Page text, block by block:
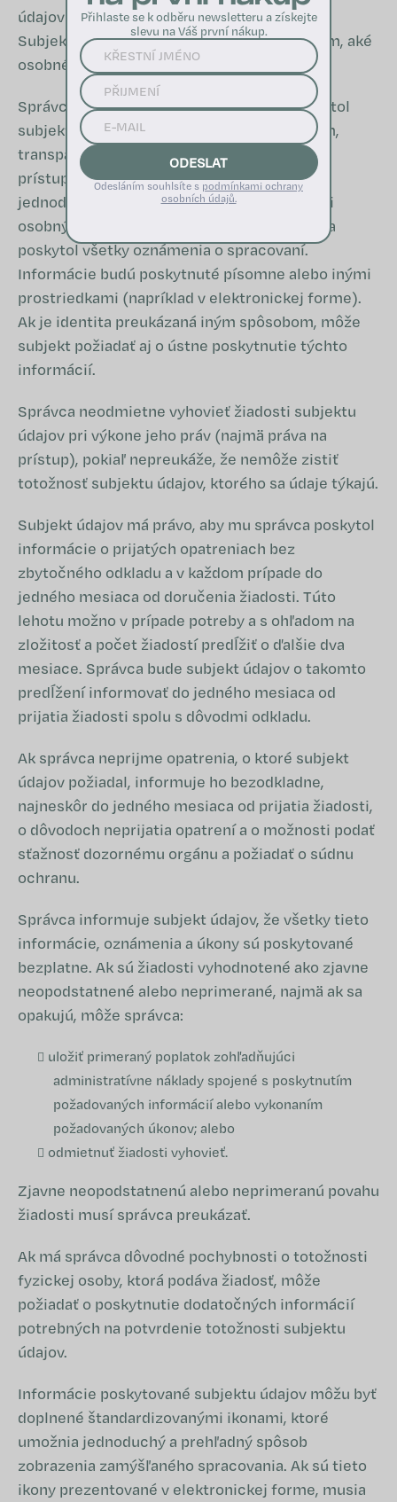
údajov
Subjekt údajov má právo na informácie o tom, aké
osobné údaje o ňom správca spracúva.
Správca prijme vhodné opatrenia, aby poskytol
subjektu údajov všetky informácie stručným,
transparentným, zrozumiteľným a ľahko
prístupným spôsobom s použitím jasného a
jednoduchého jazyka (napr. o spracovateľovi
osobných údajov a o priebehu spracovania) a
poskytol všetky oznámenia o spracovaní.
Informácie budú poskytnuté písomne alebo inými
prostriedkami (napríklad v elektronickej forme).
Ak je identita preukázaná iným spôsobom, môže
subjekt požiadať aj o ústne poskytnutie týchto
informácií.
Správca neodmietne vyhovieť žiadosti subjektu
údajov pri výkone jeho práv (najmä práva na
prístup), pokiaľ nepreukáže, že nemôže zistiť
totožnosť subjektu údajov, ktorého sa údaje týkajú.
Subjekt údajov má právo, aby mu správca poskytol
informácie o prijatých opatreniach bez
zbytočného odkladu a v každom prípade do
jedného mesiaca od doručenia žiadosti. Túto
lehotu možno v prípade potreby a s ohľadom na
zložitosť a počet žiadostí predĺžiť o ďalšie dva
mesiace. Správca bude subjekt údajov o takomto
predĺžení informovať do jedného mesiaca od
prijatia žiadosti spolu s dôvodmi odkladu.
Ak správca neprijme opatrenia, o ktoré subjekt
údajov požiadal, informuje ho bezodkladne,
najneskôr do jedného mesiaca od prijatia žiadosti,
o dôvodoch neprijatia opatrení a o možnosti podať
sťažnosť dozornému orgánu a požiadať o súdnu
ochranu.
Správca informuje subjekt údajov, že všetky tieto
informácie, oznámenia a úkony sú poskytované
bezplatne. Ak sú žiadosti vyhodnotené ako zjavne
neopodstatnené alebo neprimerané, najmä ak sa
opakujú, môže správca:
uložiť primeraný poplatok zohľadňujúci
administratívne náklady spojené s poskytnutím
požadovaných informácií alebo vykonaním
požadovaných úkonov; alebo
odmietnuť žiadosti vyhovieť.
Zjavne neopodstatnenú alebo neprimeranú povahu
žiadosti musí správca preukázať.
Ak má správca dôvodné pochybnosti o totožnosti
fyzickej osoby, ktorá podáva žiadosť, môže
požiadať o poskytnutie dodatočných informácií
potrebných na potvrdenie totožnosti subjektu
údajov.
Informácie poskytované subjektu údajov môžu byť
doplnené štandardizovanými ikonami, ktoré
umožnia jednoduchý a prehľadný spôsob
zobrazenia zamýšľaného spracovania. Ak sú tieto
ikony prezentované v elektronickej forme, musia
Přihlaste se k odběru newsletteru a získejte
slevu na Váš první nákup.
ODESLAT
Odesláním souhlsíte s podmínkami ochrany
osobních údajů.